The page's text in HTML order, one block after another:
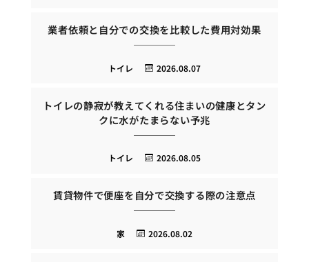
業者依頼と自分での交換を比較した費用対効果
2026.08.07
トイレ
トイレの静寂が教えてくれる住まいの健康とタン
クに水がたまらない予兆
2026.08.05
トイレ
賃貸物件で便座を自分で交換する際の注意点
2026.08.02
家